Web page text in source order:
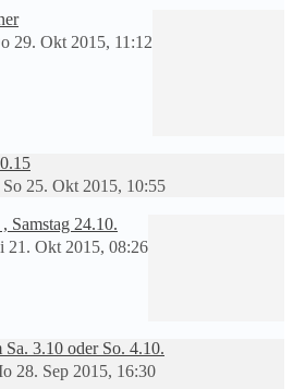
29. Okt 2015, 11:12
So 25. Okt 2015, 10:55
Samstag 24.10.
21. Okt 2015, 08:26
3.10 oder So. 4.10.
28. Sep 2015, 16:30